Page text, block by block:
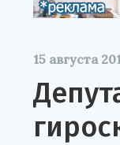
15 августа